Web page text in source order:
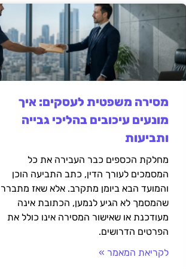
מסירה משפטית לעסקים: איך
מונעים עיכובים בהליכי גבייה
ותביעות
מחלקת הכספים כבר העבירה את כל
המסמכים לעורך הדין, כתב התביעה הוכן
והמועד הבא ביומן מתקרב. אלא שאז מתברר
שהמסמך לא הגיע לנמען, הכתובת אינה
מעודכנת או שאישור המסירה אינו כולל את
הפרטים הדרושים.
לקריאת המאמר »